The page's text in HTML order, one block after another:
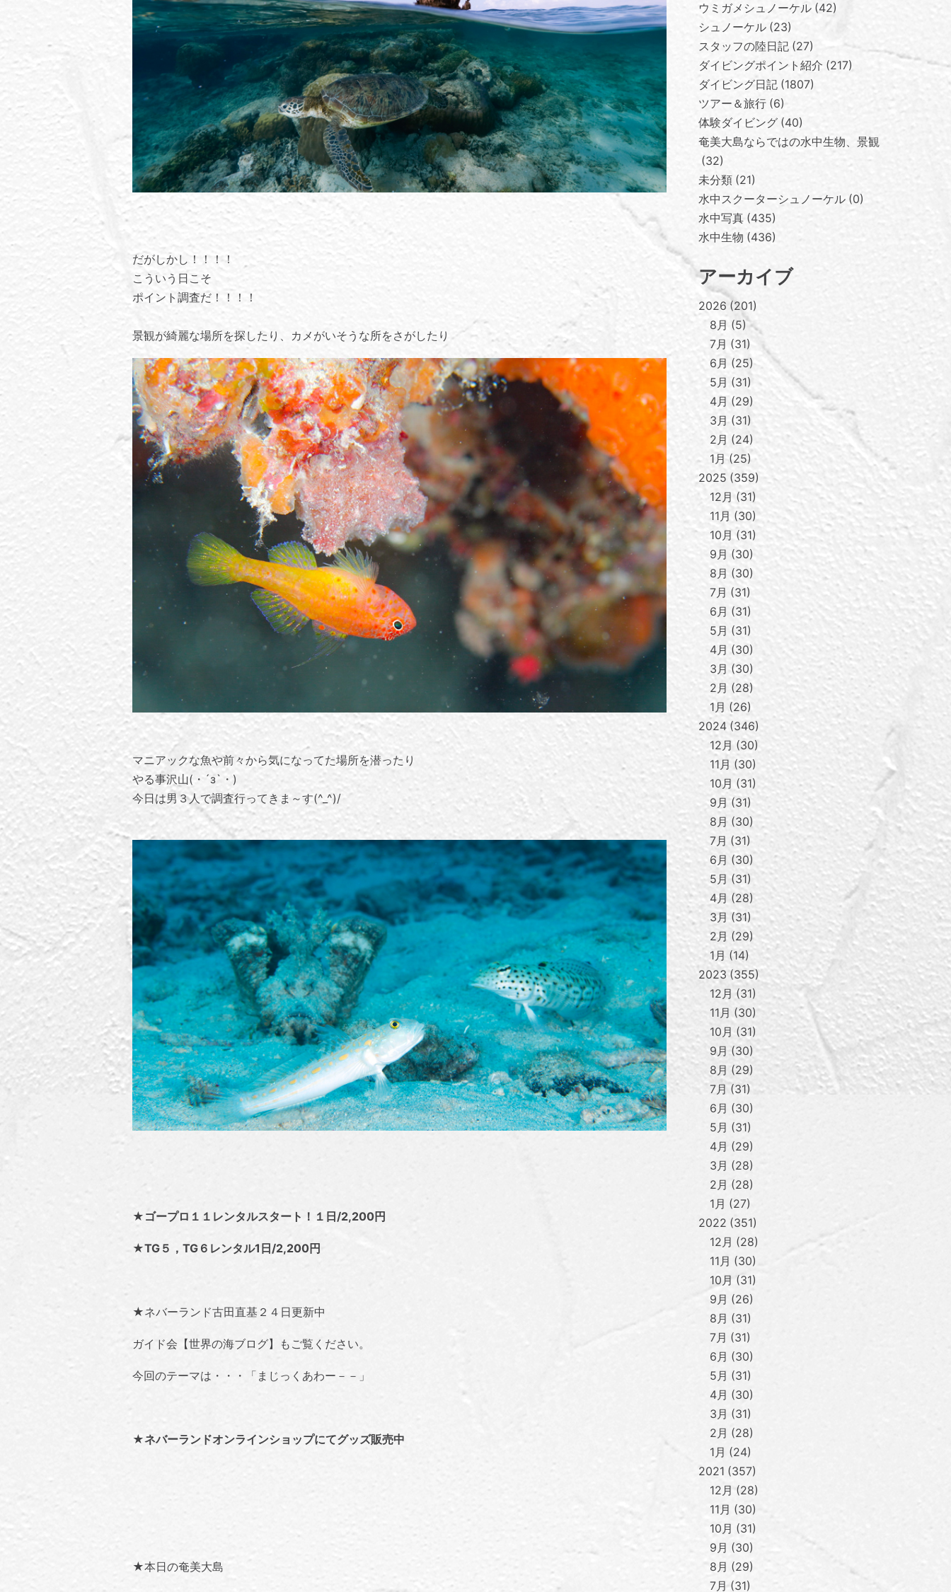
だがしかし！！！！
こういう日こそ
ポイント調査だ！！！！
景観が綺麗な場所を探したり、カメがいそうな所をさがしたり
マニアックな魚や前々から気になってた場所を潜ったり
やる事沢山(・´з`・)
今日は男３人で調査行ってきま～す(^_^)/
★ゴープロ１１レンタルスタート！１日/2,200円
★TG５，TG６レンタル1日/2,200円
★ネバーランド古田直基２４日更新中
ガイド会【世界の海ブログ】 もご覧ください。
今回のテーマは・・・「 まじっくあわー－－ 」
★ネバーランドオンラインショップにてグッズ販売中
★本日の奄美大島
ウミガメシュノーケル 42
シュノーケル 23
スタッフの陸日記 27
ダイビングポイント紹介 217
ダイビング日記 1807
ツアー＆旅行 6
体験ダイビング 40
奄美大島ならではの水中生物、景観
32
未分類 21
水中スクーターシュノーケル 0
水中写真 435
水中生物 436
アーカイブ
2026 201
8月
5
7月
31
6月
25
5月
31
4月
29
3月 31
2月
24
1月
25
2025 359
12月
31
11月
30
10月
31
9月
30
8月
30
7月
31
6月
31
5月
31
4月
30
3月
30
2月
28
1月
26
2024 346
12月
30
11月
30
10月
31
9月
31
8月 30
7月
31
6月
30
5月
31
4月
28
3月
31
2月
29
1月
14
2023 355
12月
31
11月
30
10月
31
9月
30
8月
29
7月
31
6月
30
5月
31
4月
29
3月
28
2月
28
1月
27
2022 351
12月
28
11月
30
10月
31
9月
26
8月
31
7月
31
6月
30
5月
31
4月
30
3月
31
2月
28
1月
24
2021 357
12月
28
11月
30
10月
31
9月
30
8月
29
7月
31